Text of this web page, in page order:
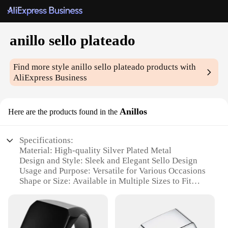
anillo sello plateado
Find more styleanillo sello plateado products with
AliExpress Business
Here are the products found in the Anillos
Specifications:
Material: High-quality Silver Plated Metal
Design and Style: Sleek and Elegant Sello Design
Usage and Purpose: Versatile for Various Occasions
Shape or Size: Available in Multiple Sizes to Fit
Performance and Property: Durable and Tarnish-
Resistant
Parts and Accessories: Comes as a Set, Ideal for